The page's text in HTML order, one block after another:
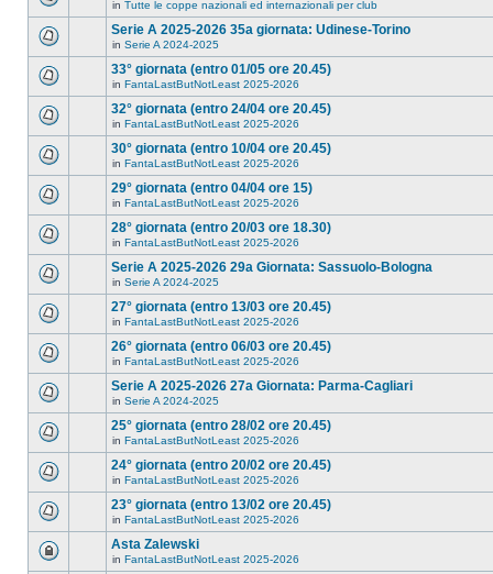
in Tutte le coppe nazionali ed internazionali per club
Serie A 2025-2026 35a giornata: Udinese-Torino
in Serie A 2024-2025
33° giornata (entro 01/05 ore 20.45)
in FantaLastButNotLeast 2025-2026
32° giornata (entro 24/04 ore 20.45)
in FantaLastButNotLeast 2025-2026
30° giornata (entro 10/04 ore 20.45)
in FantaLastButNotLeast 2025-2026
29° giornata (entro 04/04 ore 15)
in FantaLastButNotLeast 2025-2026
28° giornata (entro 20/03 ore 18.30)
in FantaLastButNotLeast 2025-2026
Serie A 2025-2026 29a Giornata: Sassuolo-Bologna
in Serie A 2024-2025
27° giornata (entro 13/03 ore 20.45)
in FantaLastButNotLeast 2025-2026
26° giornata (entro 06/03 ore 20.45)
in FantaLastButNotLeast 2025-2026
Serie A 2025-2026 27a Giornata: Parma-Cagliari
in Serie A 2024-2025
25° giornata (entro 28/02 ore 20.45)
in FantaLastButNotLeast 2025-2026
24° giornata (entro 20/02 ore 20.45)
in FantaLastButNotLeast 2025-2026
23° giornata (entro 13/02 ore 20.45)
in FantaLastButNotLeast 2025-2026
Asta Zalewski
in FantaLastButNotLeast 2025-2026